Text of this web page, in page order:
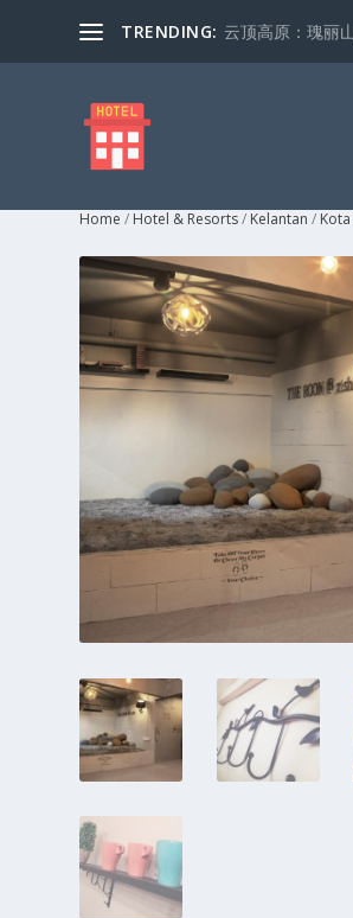
TRENDING: 云顶高原：瑰丽
Home / Hotel & Resorts/ Kelantan /